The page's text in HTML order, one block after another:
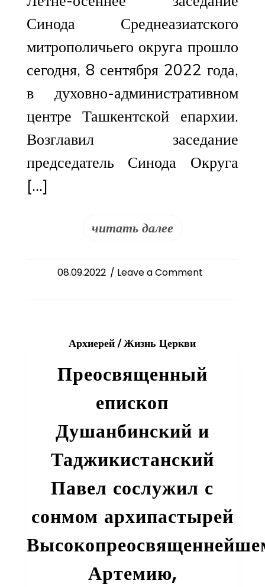
Синода Среднеазиатского
митрополичьего округа прошло
сегодня, 8 сентября 2022 года,
в духовно-административном
центре Ташкентской епархии.
Возглавил заседание
председатель Синода Округа
[…]
читать далее
08.09.2022 / Leave a Comment
Синода
Архиерей /Жизнь Церкви
Преосвященный
епископ
Душанбинский и
Таджикистанский
Павел сослужил с
сонмом архипастырей
Артемию,